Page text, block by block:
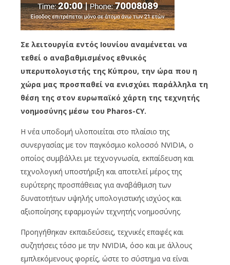
Σε λειτουργία εντός Ιουνίου αναμένεται να
τεθεί ο αναβαθμισμένος εθνικός
υπερυπολογιστής της Κύπρου, την ώρα που η
χώρα μας προσπαθεί να ενισχύει παράλληλα τη
θέση της στον ευρωπαϊκό χάρτη της τεχνητής
νοημοσύνης μέσω του Pharos-CY.
Η νέα υποδομή υλοποιείται στο πλαίσιο της
συνεργασίας με τoν παγκόσμιο κολοσσό NVIDIA, ο
οποίος συμβάλλει με τεχνογνωσία, εκπαίδευση και
τεχνολογική υποστήριξη και αποτελεί μέρος της
ευρύτερης προσπάθειας για αναβάθμιση των
δυνατοτήτων υψηλής υπολογιστικής ισχύος και
αξιοποίησης εφαρμογών τεχνητής νοημοσύνης.
Προηγήθηκαν εκπαιδεύσεις, τεχνικές επαφές και
συζητήσεις τόσο με την NVIDIA, όσο και με άλλους
εμπλεκόμενους φορείς, ώστε το σύστημα να είναι